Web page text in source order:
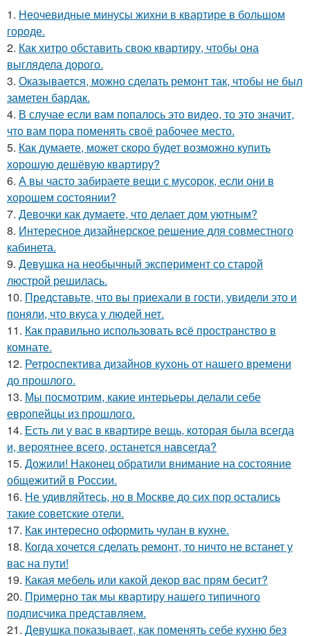
1. Неочевидные минусы жихни в квартире в большом
городе.
2. Как хитро обставить свою квартиру, чтобы она
выглядела дорого.
3. Оказывается, можно сделать ремонт так, чтобы не был
заметен бардак.
4. В случае если вам попалось это видео, то это значит,
что вам пора поменять своё рабочее место.
5. Как думаете, может скоро будет возможно купить
хорошую дешёвую квартиру?
6. А вы часто забираете вещи с мусорок, если они в
хорошем состоянии?
7. Девочки как думаете, что делает дом уютным?
8. Интересное дизайнерское решение для совместного
кабинета.
9. Девушка на необычный эксперимент со старой
люстрой решилась.
10. Представьте, что вы приехали в гости, увидели это и
поняли, что вкуса у людей нет.
11. Как правильно использовать всё пространство в
комнате.
12. Ретроспектива дизайнов кухонь от нашего времени
до прошлого.
13. Мы посмотрим, какие интерьеры делали себе
европейцы из прошлого.
14. Есть ли у вас в квартире вещь, которая была всегда
и, вероятнее всего, останется навсегда?
15. Дожили! Наконец обратили внимание на состояние
общежитий в России.
16. Не удивляйтесь, но в Москве до сих пор остались
такие советские отели.
17. Как интересно оформить чулан в кухне.
18. Когда хочется сделать ремонт, то ничто не встанет у
вас на пути!
19. Какая мебель или какой декор вас прям бесит?
20. Примерно так мы квартиру нашего типичного
подписчика представляем.
21. Девушка показывает, как поменять себе кухню без